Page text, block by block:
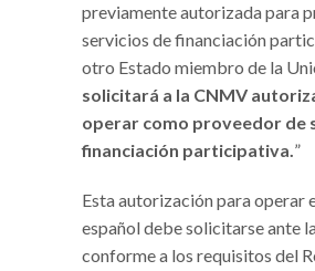
previamente autorizada para
servicios de financiación
otro Estado miembro de la
solicitará a la CNMV
operar como proveedor de
financiación participativa.”
Esta autorización para operar
español debe solicitarse ante
conforme a los requisitos del